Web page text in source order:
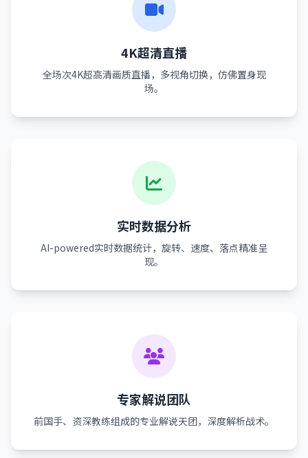
4K超清直播
全场次4K超高清画质直播，多视角切换，仿佛置身现
场。
实时数据分析
AI-powered实时数据统计，旋转、速度、落点精准呈
现。
专家解说团队
前国手、资深教练组成的专业解说天团，深度解析战术。